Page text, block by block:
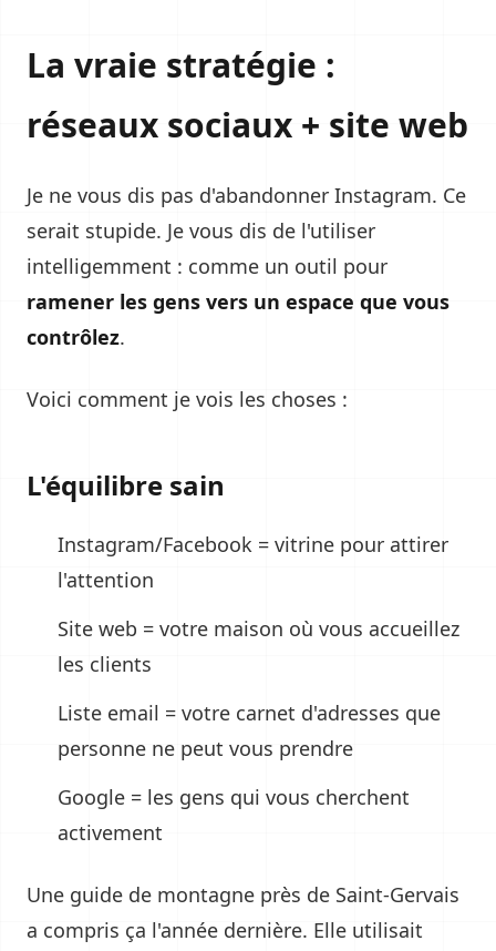
La vraie stratégie :
réseaux sociaux + site web
Je ne vous dis pas d'abandonner Instagram. Ce
serait stupide. Je vous dis de l'utiliser
intelligemment : comme un outil pour
ramener les gens vers un espace que vous
contrôlez.
Voici comment je vois les choses :
L'équilibre sain
Instagram/Facebook = vitrine pour attirer
l'attention
Site web = votre maison où vous accueillez
les clients
Liste email = votre carnet d'adresses que
personne ne peut vous prendre
Google = les gens qui vous cherchent
activement
Une guide de montagne près de Saint-Gervais
a compris ça l'année dernière. Elle utilisait